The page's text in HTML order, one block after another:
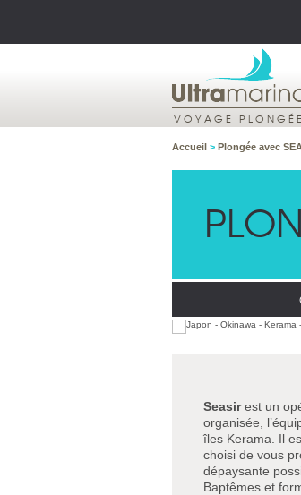
VOYAGE PLONGÉE
Accueil > Plongée avec
Seasirest un
organisée,
îles Kerama. Il
choisi de vous
dépaysante
Baptêmes et